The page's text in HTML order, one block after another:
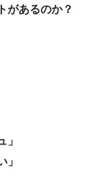
があるのか？
」
」